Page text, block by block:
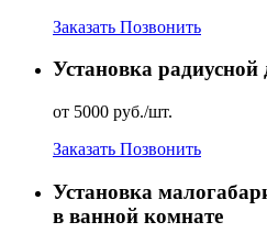
Заказать Позвонить
Установка
от 5000 руб./шт.
Заказать Позвонить
Установка
в ванной комнате